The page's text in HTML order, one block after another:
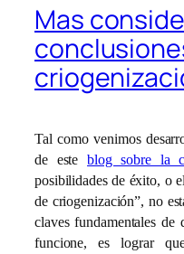
Mas
Tal como venimos
de esteblog sobre la
posibilidades de éxito, o
de criogenización”, no
claves fundamentales
funcione, es lograr